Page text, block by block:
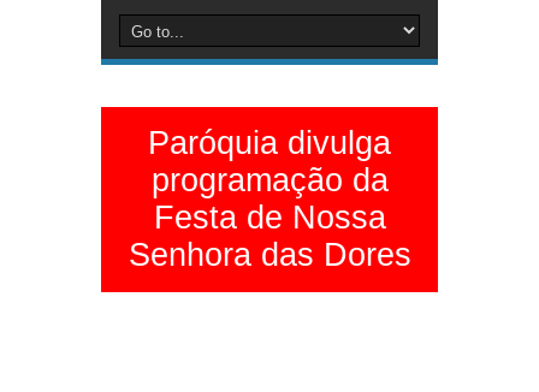
Paróquia divulga
programação da
Festa de Nossa
Senhora das Dores